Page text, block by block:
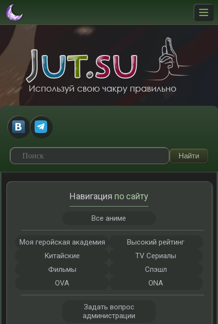
Навигация по сайту
Все аниме
Моя геройская академия
Высокий рейтинг
Китайские
TV Сериалы
Фильмы
Спэшл
OVA
ONA
Задать вопрос
администрации